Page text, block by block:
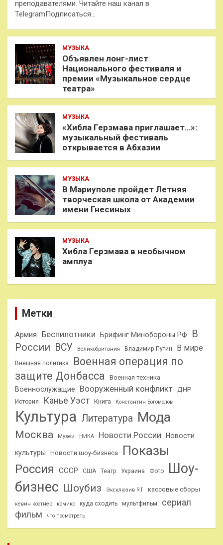
преподавателями. Читайте наш канал в
TelegramПодписаться…
МУЗЫКА
Объявлен лонг-лист
Национального фестиваля и
премии «Музыкальное сердце
театра»
МУЗЫКА
«Хибла Герзмава приглашает…»:
музыкальный фестиваль
открывается в Абхазии
МУЗЫКА
В Мариуполе пройдет Летняя
творческая школа от Академии
имени Гнесиных
МУЗЫКА
Хибла Герзмава в необычном
амплуа
Метки
Армия Беспилотники Брифинг Минобороны РФ
В
России ВСУ Великобритания Владимир Путин В мире
Внешняя политика
Военная операция по
защите Донбасса
Военная техника
Военнослужащие Вооруженный конфликт ДНР
История Канье Уэст Книга Константин Богомолов
Культура Литература Мода
Москва Музеи НИКА Новости России Новости
культуры Новости шоу-бизнеса Показы
Россия СССР США Театр Украина Фото
Шоу-
бизнес Шоубиз Эксклюзив RT кассовые сборы
кевин костнер комикс куда сходить мультфильм
сериал
фильм
что посмотреть